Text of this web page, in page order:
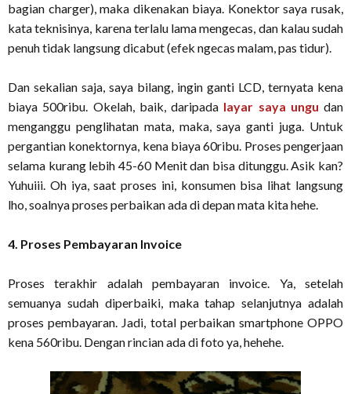
bagian charger), maka dikenakan biaya. Konektor saya rusak,
kata teknisinya, karena terlalu lama mengecas, dan kalau sudah
penuh tidak langsung dicabut (efek ngecas malam, pas tidur).
Dan sekalian saja, saya bilang, ingin ganti LCD, ternyata kena
biaya 500ribu. Okelah, baik, daripada layar saya ungu dan
menganggu penglihatan mata, maka, saya ganti juga. Untuk
pergantian konektornya, kena biaya 60ribu. Proses pengerjaan
selama kurang lebih 45-60 Menit dan bisa ditunggu. Asik kan?
Yuhuiii. Oh iya, saat proses ini, konsumen bisa lihat langsung
lho, soalnya proses perbaikan ada di depan mata kita hehe.
4. Proses Pembayaran Invoice
Proses terakhir adalah pembayaran invoice. Ya, setelah
semuanya sudah diperbaiki, maka tahap selanjutnya adalah
proses pembayaran. Jadi, total perbaikan smartphone OPPO
kena 560ribu. Dengan rincian ada di foto ya, hehehe.